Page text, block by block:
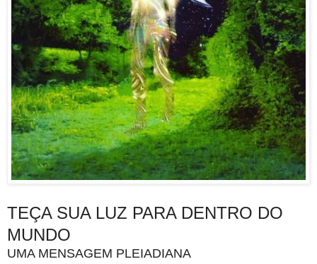
TEÇA SUA LUZ PARA DENTRO DO
MUNDO
UMA MENSAGEM PLEIADIANA